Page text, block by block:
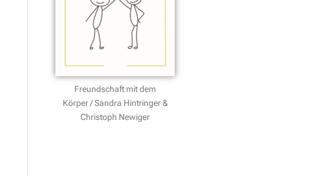
Freundschaft mit dem
Körper / Sandra Hintringer &
Christoph Newiger